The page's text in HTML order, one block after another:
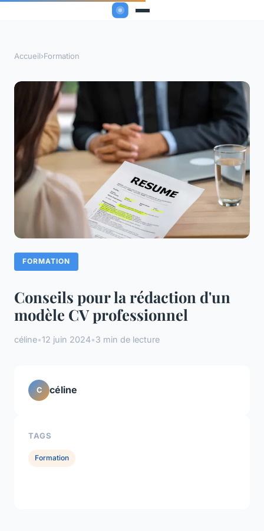
Accueil›Formation
FORMATION
Conseils pour la rédaction d'un
modèle CV professionnel
céline•12 juin 2024•3 min de lecture
C céline
TAGS
Formation